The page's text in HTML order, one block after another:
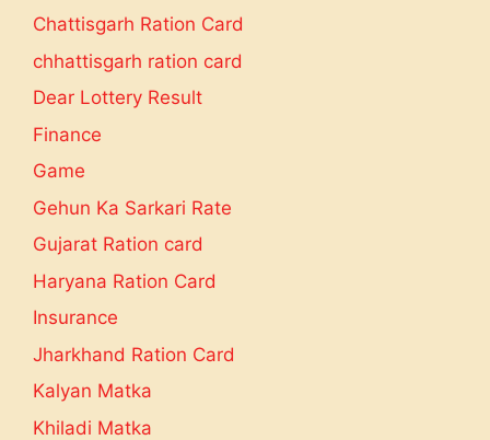
Chattisgarh Ration Card
chhattisgarh ration card
Dear Lottery Result
Finance
Game
Gehun Ka Sarkari Rate
Gujarat Ration card
Haryana Ration Card
Insurance
Jharkhand Ration Card
Kalyan Matka
Khiladi Matka